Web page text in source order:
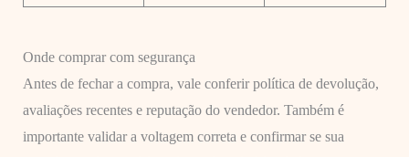
Onde comprar com segurança
Antes de fechar a compra, vale conferir política de devolução,
avaliações recentes e reputação do vendedor. Também é
importante validar a voltagem correta e confirmar se sua